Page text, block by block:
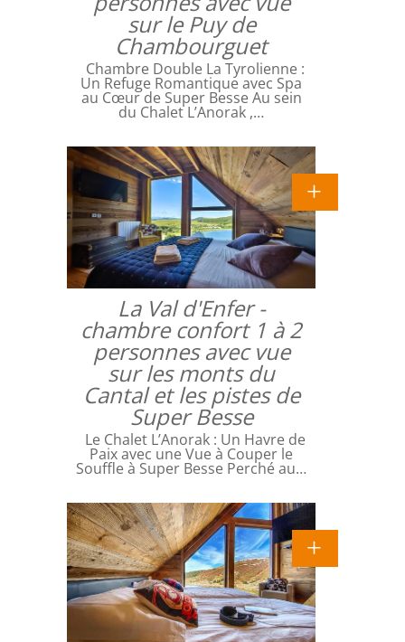
sur le Puy de
Chambourguet
Chambre Double La Tyrolienne :
Un Refuge Romantique avec Spa
au Cœur de Super Besse Au sein
du Chalet L’Anorak ,…
La Val d'Enfer -
chambre confort 1 à 2
personnes avec vue
sur les monts du
Cantal et les pistes de
Super Besse
Le Chalet L’Anorak : Un Havre de
Paix avec une Vue à Couper le
Souffle à Super Besse Perché au…